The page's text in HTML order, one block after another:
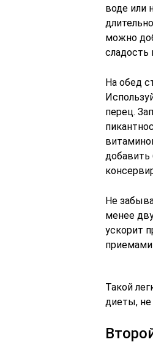
воде или
можно
сладость
На обед
перец.
добавить
Не
менее
ускорит
Такой
диеты, не